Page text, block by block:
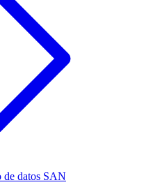
de datos SAN